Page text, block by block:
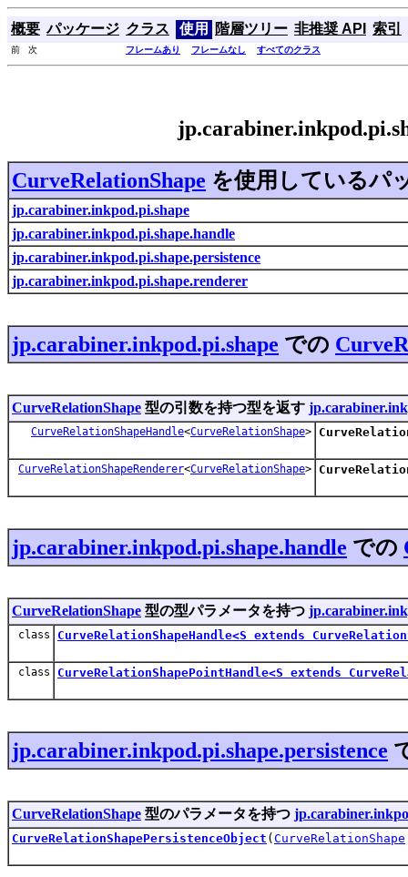
概要 パッケージ クラス 使用 階層ツリー 非推奨 API 索引
前 次 フレームあり フレームなし すべてのクラス
CurveRelationShape を使用しているパ
jp.carabiner.inkpod.pi.shape
jp.carabiner.inkpod.pi.shape.handle
jp.carabiner.inkpod.pi.shape.persistence
jp.carabiner.inkpod.pi.shape.renderer
jp.carabiner.inkpod.pi.shape での
CurveRelationShape 型の引数を持つ型を返す
CurveRelationShapeHandle<CurveRelationShape>
CurveRelationShapeRenderer<CurveRelationShape>
jp.carabiner.inkpod.pi.shape.handle での
CurveRelationShape 型の型パラメータを持つ
class CurveRelationShapeHandle<S extends
class CurveRelationShapePointHandle<S extends
jp.carabiner.inkpod.pi.shape.persistence
CurveRelationShape 型のパラメータを持つ
CurveRelationShapePersistenceObject ( CurveRelationShape